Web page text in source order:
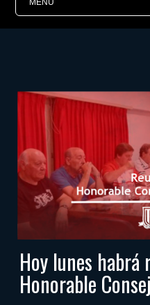
Hoy lunes habrá
Honorable